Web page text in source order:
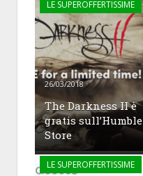
LE SUPEROFFERTISSIME
26/03/2018
The Darkness II è
gratis sull’Humble
Store
LE SUPEROFFERTISSIME